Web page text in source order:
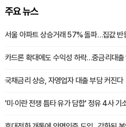
주요 뉴스
서울 아파트 상승거래 57% 돌파…집값 반
카드론 확대에도 수익성 하락…중금리대출
국채금리 상승, 자영업자 대출 부담 커진다
'미·이란 전쟁 틈타 유가 담합' 정유 4사